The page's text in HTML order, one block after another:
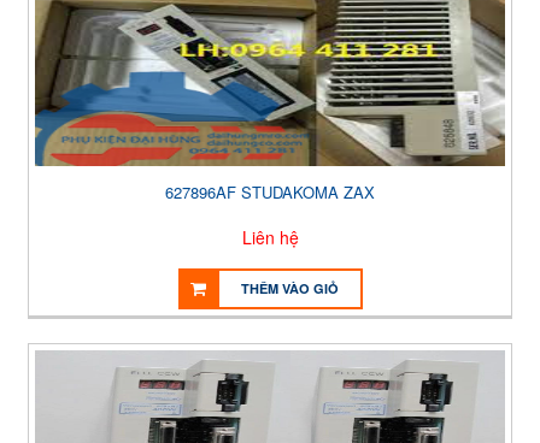
627896AF STUDAKOMA ZAX
Liên hệ
THÊM VÀO GIỎ